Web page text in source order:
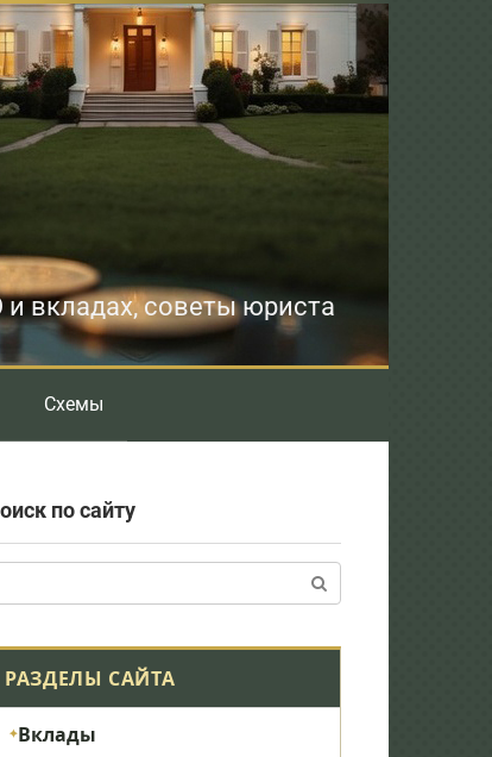
и вкладах, советы юриста
Схемы
по сайту
РАЗДЕЛЫ САЙТА
Вклады